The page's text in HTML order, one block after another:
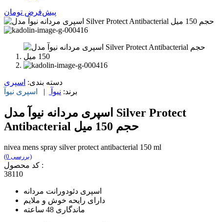
پیش‌فرض تومان
دسته بندی: اسپری
برند: نیوآ | اسپری نیوآ
اسپری مردانه نیوآ مدل Silver Protect
Antibacterial حجم 150 میل
nivea mens spray silver protect antibacterial 150 ml
(0 بررسی)
کد محصول :
38110
اسپری دئودورانت مردانه
دارای رایحه خوش و ملایم
ماندگاری 48 ساعته